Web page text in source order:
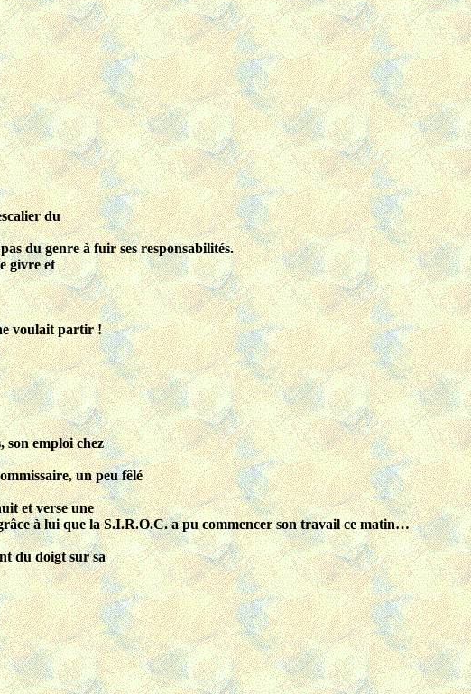
du
du genre à fuir ses responsabilités.
givre et
voulait partir !
son emploi chez
un peu fêlé
et verse une
à lui que la S.I.R.O.C. a pu commencer son travail ce matin…
du doigt sur sa